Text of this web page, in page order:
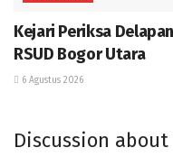
Kejari Periksa
RSUD Bogor Utara
6 Agustus 2026
Discussion